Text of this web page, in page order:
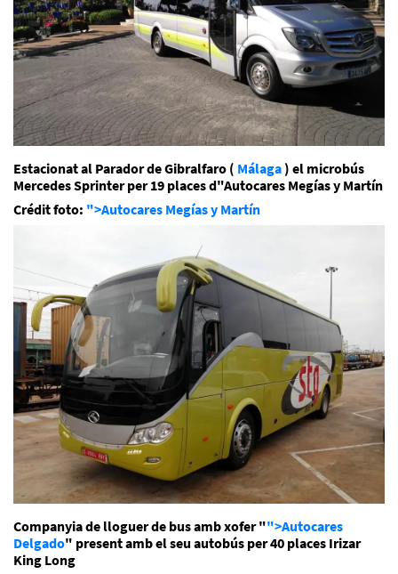
Estacionat al Parador de Gibralfaro ( Málaga ) el microbús
Mercedes Sprinter per 19 places d"Autocares Megías y Martín
Crédit foto: ">Autocares Megías y Martín
Companyia de lloguer de bus amb xofer "">Autocares
Delgado" present amb el seu autobús per 40 places Irizar
King Long